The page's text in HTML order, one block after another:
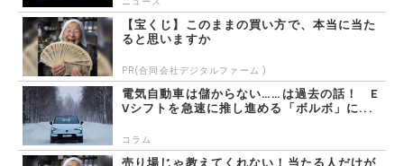
【宝くじ】このままの買い方で、本当に当た
ると思いますか
PR(合同会社デジタルファーム )
電気自動車は儲からない……は過去の話！ E
Vシフトを急速に推し進める「ボルボ」に...
コラム
売り場じゃ教えてくれない！当たる人だけが